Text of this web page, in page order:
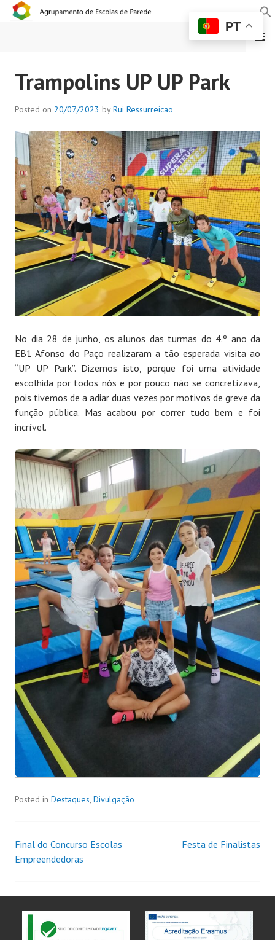
AGRUPAMENTO DE
ESCOLAS DE PAREDE
MENU
Trampolins UP UP Park
Posted on 20/07/2023 byRui Ressurreicao
No dia 28 de junho, os alunos das turmas do 4.º ano da
EB1 Afonso do Paço realizaram a tão esperada visita ao
“UP UP Park”. Dizemos isto, porque foi uma atividade
escolhida por todos nós e por pouco não se concretizava,
pois tivemos de a adiar duas vezes por motivos de greve da
função pública. Mas acabou por correr tudo bem e foi
incrível.
Posted in Destaques, Divulgação
Final do Concurso Escolas
Empreendedoras
Festa de Finalistas
PT